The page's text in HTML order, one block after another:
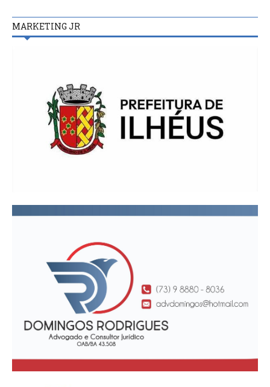
MARKETING JR